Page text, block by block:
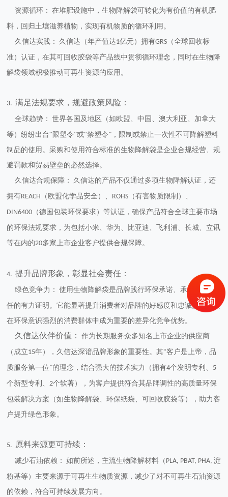
资源循环：
在堆肥设施中，生物降解袋可转化为有价值的有机肥
料，回归土壤滋养植物，实现有机物质的循环利用 。
久信达实践：
久信达（年产值达1亿元）拥有GRS （全球回收标
准）认证，在其可回收胶袋等产品线中贯彻循环理念，同时在生物降
解袋领域积极推动可再生资源的应用。
3.满足法规要求，规避政策风险：
全球趋势： 世界各国及地区（如欧盟、中国、澳大利亚、加拿大
等）纷纷出台“限塑令”或“禁塑令”， 限制或禁止一次性不可降解塑料
制品的使用。采购和使用符合标准的生物降解袋是企业合规经营、规
避罚款和贸易壁垒的必然选择。
久信达合规保障：
久信达的产品不仅通过多项生物降解认证，还
拥有REACH （欧盟化学品安全）、 ROHS （有害物质限制）、
DIN6400 （德国包装环保要求）等认证，确保产品符合全球主要市场
的环保法规要求，为包括小米、华为、比亚迪、飞利浦、长城、立讯
等在内的20多家上市企业客户提供合规保障。
4.提升品牌形象，彰显社会责任：
绿色竞争力： 使用生物降解袋是品牌践行环保承诺、承担社会责
任的有力证明。它能显著提升消费者对品牌的好感度和忠诚度，尤其
在环保意识强烈的消费群体中成为重要的差异化竞争优势。
久信达伙伴价值： 作为长期服务众多知名上市企业的供应商
（成立15年），久信达深谙品牌形象的重要性。其“客户是上帝，品
质服务第一位”的理念，结合强大的技术实力（拥有4个发明专利、 5
个新型专利、2个软著 ），为客户提供符合其品牌调性的高质量环保
包装解决方案（如生物降解袋、环保纸袋、可回收胶袋等），助力客
户提升绿色形象。
5. 原料来源更可持续：
减少石油依赖： 如前所述，主流生物降解材料（ PLA, PBAT, PHA,淀
粉基等）主要来源于可再生生物质资源 ，减少了对不可再生石油资源
的依赖，符合可持续发展方向。